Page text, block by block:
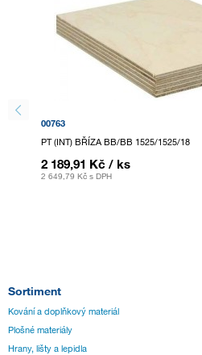
00763
PT (INT) BŘÍZA BB/BB 1525/1525/18
2 189,91 Kč / ks
2 649,79 Kč s DPH
Sortiment
Kování a doplňkový materiál
Plošné materiály
Hrany, lišty a lepidla